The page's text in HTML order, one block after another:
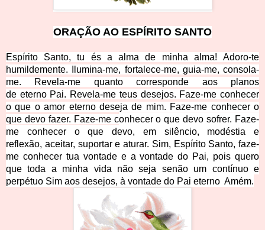
ORAÇÃO AO ESPÍRITO SANTO
Espírito Santo, tu és a alma de minha alma! Adoro-te
humildemente. Ilumina-me, fortalece-me, guia-me, consola-
me. Revela-me quanto corresponde aos planos
de eterno Pai. Revela-me teus desejos. Faze-me conhecer
o que oamor eterno deseja de mim. Faze-me conhecer o
que devo fazer. Faze-me conhecer o que devo sofrer. Faze-
me conhecer o que devo, em silêncio, modéstia e
reflexão, aceitar, suportar e aturar. Sim, Espírito Santo, faze-
me conhecer tua vontade e a vontade do Pai, poisquero
que toda a minha vida não seja senãoum contínuo e
perpétuo Sim aos desejos, à vontade do Pai eterno Amém.